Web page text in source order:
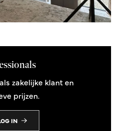
zakelijke klant en
prijzen.
IN